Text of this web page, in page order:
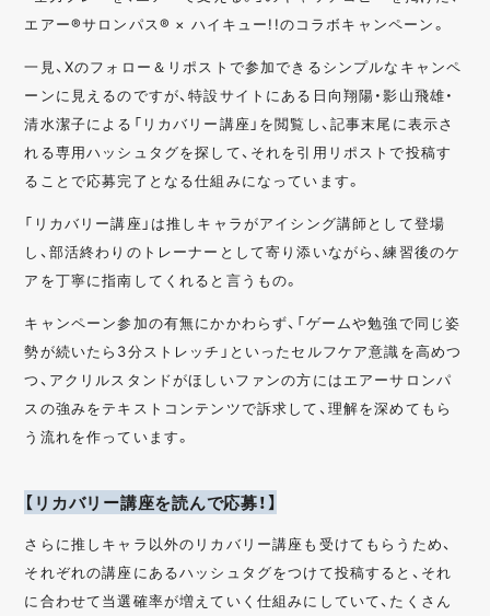
エアー®サロンパス® × ハイキュー!!のコラボキャンペーン。
一見、Xのフォロー＆リポストで参加できるシンプルなキャンペ
ーンに見えるのですが、特設サイトにある日向翔陽・影山飛雄・
清水潔子による「リカバリー講座」を閲覧し、記事末尾に表示さ
れる専用ハッシュタグを探して、それを引用リポストで投稿す
ることで応募完了となる仕組みになっています。
「リカバリー講座」は推しキャラがアイシング講師として登場
し、部活終わりのトレーナーとして寄り添いながら、練習後のケ
アを丁寧に指南してくれると言うもの。
キャンペーン参加の有無にかかわらず、「ゲームや勉強で同じ姿
勢が続いたら3分ストレッチ」といったセルフケア意識を高めつ
つ、アクリルスタンドがほしいファンの方にはエアーサロンパ
スの強みをテキストコンテンツで訴求して、理解を深めてもら
う流れを作っています。
【リカバリー講座を読んで応募！】
さらに推しキャラ以外のリカバリー講座も受けてもらうため、
それぞれの講座にあるハッシュタグをつけて投稿すると、それ
に合わせて当選確率が増えていく仕組みにしていて、たくさん